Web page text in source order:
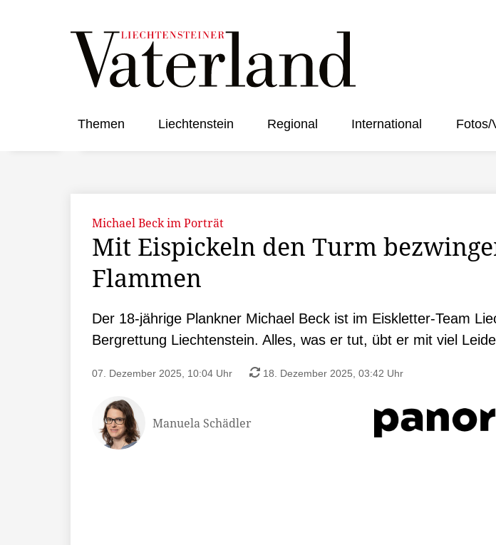
Themen Liechtenstein Regional International Fotos/
Michael Beck im Porträt
Mit Eispickeln den Turm
Flammen
Der 18-jährige Plankner Michael Beck ist im Eiskletter-Team
Bergrettung Liechtenstein. Alles, was er tut, übt er mit viel
07. Dezember 2025, 10:04 Uhr 18. Dezember 2025, 03:42 Uhr
Manuela Schädler